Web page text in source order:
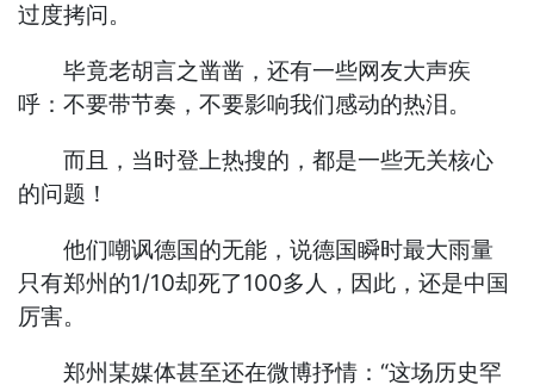
过度拷问。
毕竟老胡言之凿凿，还有一些网友大声疾
呼：不要带节奏，不要影响我们感动的热泪。
而且，当时登上热搜的，都是一些无关核心
的问题！
他们嘲讽德国的无能，说德国瞬时最大雨量
只有郑州的1/10却死了100多人，因此，还是中国
厉害。
郑州某媒体甚至还在微博抒情：“这场历史罕